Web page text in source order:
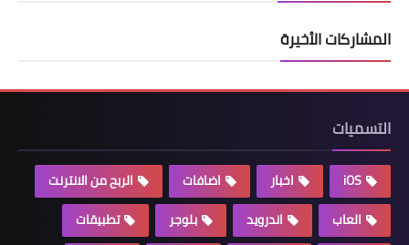
المشاركات الأخيرة
التسميات
iOS اخبار اضافات
الربح من الانترنت
العاب
اندرويد بلوجر
تطبيقات